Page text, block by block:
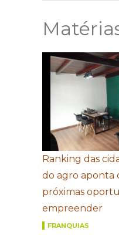
Ranking das
do agro aponta
próximas
empreender
FRANQUIAS